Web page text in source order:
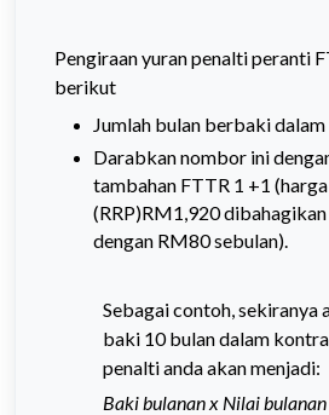
Pengiraan yuran penalti peranti
berikut
Jumlah bulan berbaki
Darabkan nombor ini
tambahan FTTR 1 +1
(RRP)RM1,920
dengan RM80 sebulan).
Sebagai contoh, sekiranya
baki 10 bulan dalam
penalti anda akan menjadi:
Baki bulanan x Nilai bulanan